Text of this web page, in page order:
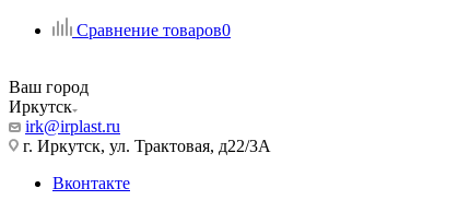
Сравнение товаров0
Ваш город
Иркутск
irk@irplast.ru
г. Иркутск, ул. Трактовая, д22/3А
Вконтакте